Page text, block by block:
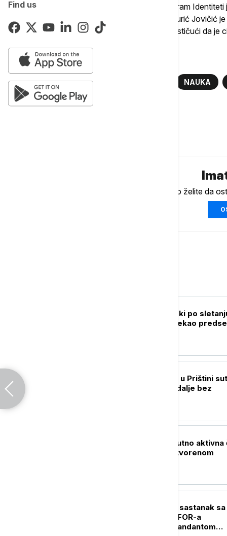
Find usangažovano 1.737 istraživača. Novi program
budžet je dva miliona evra, rekla je ona. Đurić Jovičić
zeleni program saradnje nauke i privrede, ističući da
Više o...
BRANKO RUŽIĆ NAUKA
ULAGANJE U OBRAZOVANJE
Ukoliko želite da
Oglasio se Zelenski po
Beograd: Ovo je rekao
Nastavak sednice u Prištini
Rok ističe, Kurti i dalje bez
MUP: U Srbiji trenutno
veća požara na otvorenom
Radojević održao sastanak sa
predstavnicima KFOR-a
predvođenih komandantom